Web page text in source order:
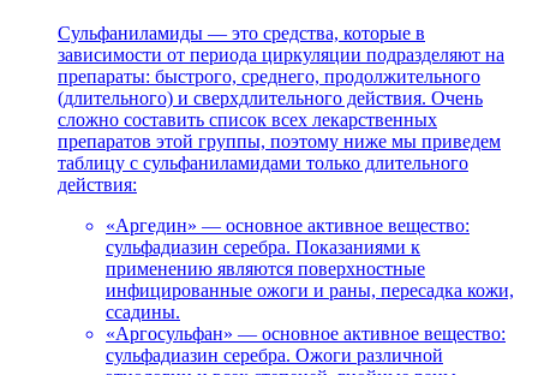
Сульфаниламиды — это средства, которые в
зависимости от периода циркуляции подразделяют на
препараты: быстрого, среднего, продолжительного
(длительного) и сверхдлительного действия. Очень
сложно составить список всех лекарственных
препаратов этой группы, поэтому ниже мы приведем
таблицу с сульфаниламидами только длительного
действия:
«Аргедин» — основное активное вещество:
сульфадиазин серебра. Показаниями к
применению являются поверхностные
инфицированные ожоги и раны, пересадка кожи,
ссадины.
«Аргосульфан» — основное активное вещество:
сульфадиазин серебра. Ожоги различной